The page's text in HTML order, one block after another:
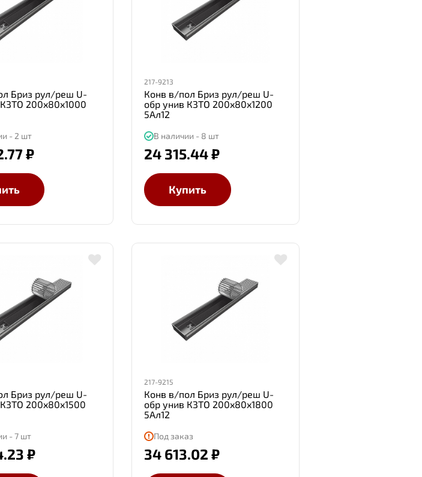
Бриз рул/реш U-
200x80x1000
- 2 шт
₽
217-9213
Конв в/пол Бриз рул/реш U-
обр унив КЗТО 200x80x1200
5Ал12
В наличии - 8 шт
24 315.44 ₽
Купить
Бриз рул/реш U-
200x80x1500
- 7 шт
₽
217-9215
Конв в/пол Бриз рул/реш U-
обр унив КЗТО 200x80x1800
5Ал12
Под заказ
34 613.02 ₽